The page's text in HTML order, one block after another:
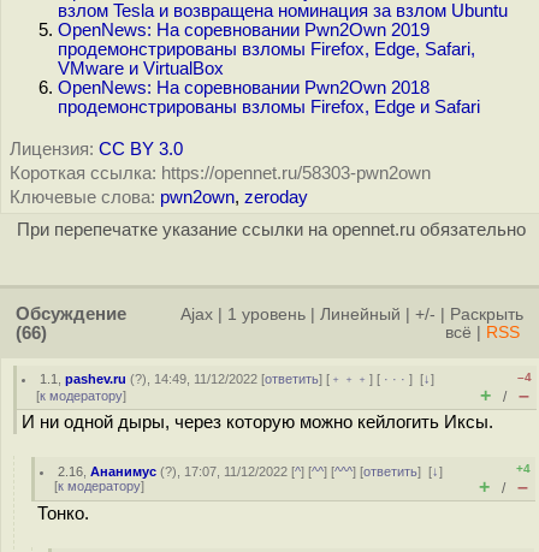
взлом Tesla и возвращена номинация за взлом Ubuntu
OpenNews: На соревновании Pwn2Own 2019
продемонстрированы взломы Firefox, Edge, Safari,
VMware и VirtualBox
OpenNews: На соревновании Pwn2Own 2018
продемонстрированы взломы Firefox, Edge и Safari
Лицензия: CC BY 3.0
Короткая ссылка: https://opennet.ru/58303-pwn2own
Ключевые слова: pwn2own, zeroday
При перепечатке указание ссылки на opennet.ru обязательно
Обсуждение
(66)
Ajax 1 уровень Линейный +/-
Раскрыть
всё
RSS
1.1 ,pashev.ru (?), 14:49, 11/12/2022 [ответить] [ ﹢﹢﹢] [ · · ·][↓]
[к модератору]
–4
+ / –
И ни одной дыры, через которую можно кейлогить Иксы.
2.16 ,Ананимус (?), 17:07, 11/12/2022 [^] [^^] [^^^] [ответить][↓]
[к модератору]
+4
+ / –
Тонко.